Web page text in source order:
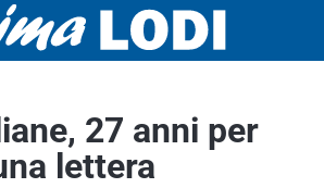
27 anni per
lettera